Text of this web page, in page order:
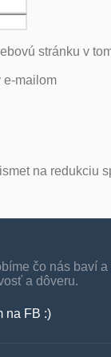
stránku v
e-mailom
na redukciu
čo nás baví
a dôveru.
na FB :)